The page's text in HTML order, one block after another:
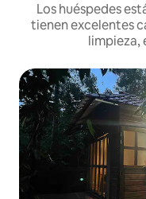
Los huéspedes
tienen excelentes
limpieza,